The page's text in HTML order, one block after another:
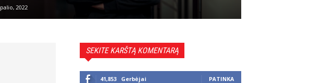
2022
SEKITE KARŠTĄ KOMENTARĄ
41,853 Gerbėjai PATINKA